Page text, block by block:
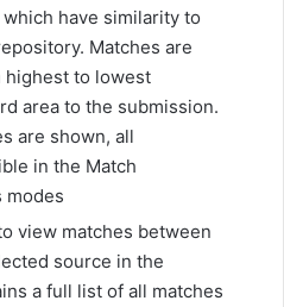
have similarity to
Matches are
highest to lowest
area to the submission.
are shown, all
in the Match
modes
view matches between
source in the
a full list of all matches